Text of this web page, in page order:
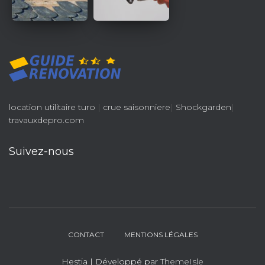
location utilitaire turo | crue saisonniere| Shockgarden|
travauxdepro.com
Suivez-nous
CONTACT MENTIONS LÉGALES
Hestia | Développé parThemeIsle